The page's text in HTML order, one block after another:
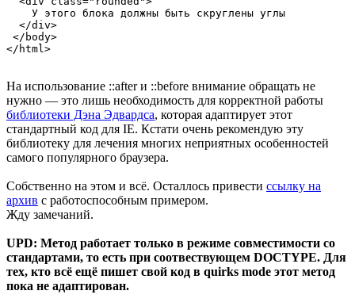
    У этого блока должны быть скруглены углы
  </div>
</body>
</html>
На использование ::after и ::before внимание обращать не
нужно — это лишь необходимость для корректной работы
библиотеки Дэна Эдвардса, которая адаптирует этот
стандартный код для IE. Кстати очень рекомендую эту
библиотеку для лечения многих неприятных особенностей
самого популярного браузера.
Собственно на этом и всё. Осталлось привести ссылку на
архив с работоспособным примером.
Жду замечаний.
UPD: Метод работает только в режиме совместимости со
стандартами, то есть при соотвествующем DOCTYPE. Для
тех, кто всё ещё пишет свой код в quirks mode этот метод
пока не адаптирован.